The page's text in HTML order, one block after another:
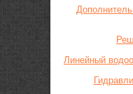
Линейный